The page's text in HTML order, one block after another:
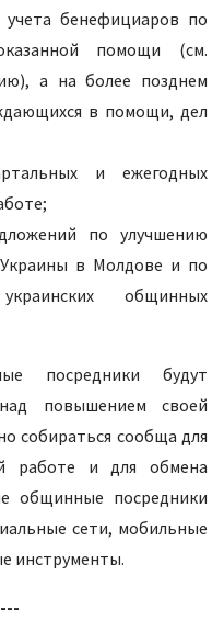
бенефициаров по
помощи (см.
а на более позднем
в помощи, дел
и ежегодных
по улучшению
в Молдове и по
общинных
посредники будут
повышением своей
собираться сообща для
работе и для обмена
общинные посредники
сети, мобильные
инструменты.